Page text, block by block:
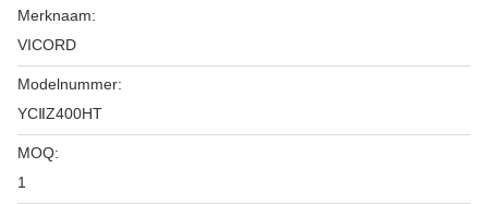
Merknaam:
VICORD
Modelnummer:
YCⅡZ400HT
MOQ:
1